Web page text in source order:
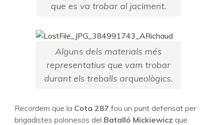
que es va trobar al jaciment.
Alguns dels materials més
representatius que vam trobar
durant els treballs arqueològics.
Recordem que la Cota 287 fou un punt defensat per
brigadistes polonesos del Batalló Mickiewicz que